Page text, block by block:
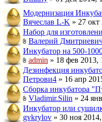
Модернизация
Вячеслав L-K » 27 окт
Набор для
Валерий
Инкубатор на 500-
admin » 18 фев 2013,
Дезинфекция
Петрови4 » 16 апр
Сборка инкубатора
Vladimir.Silin » 24
Инкубатор или
gvkrylov » 30 ноя